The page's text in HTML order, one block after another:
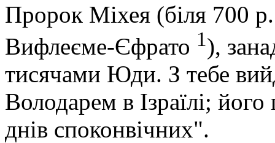
Пророк Міхея (біля 700
Вифлеєме-Єфрато 1),
тисячами Юди. З тебе
Володарем в Ізраїлі;
днів споконвічних".